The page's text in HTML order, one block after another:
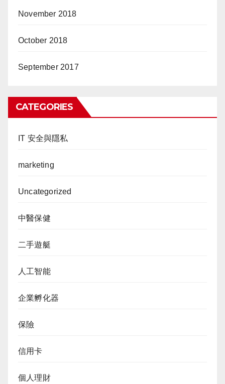
November 2018
October 2018
September 2017
CATEGORIES
IT 安全與隱私
marketing
Uncategorized
中醫保健
二手遊艇
人工智能
企業孵化器
保險
信用卡
個人理財